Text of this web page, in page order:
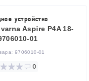
устройство
Aspire P4A 18-
01
9706010-01
0